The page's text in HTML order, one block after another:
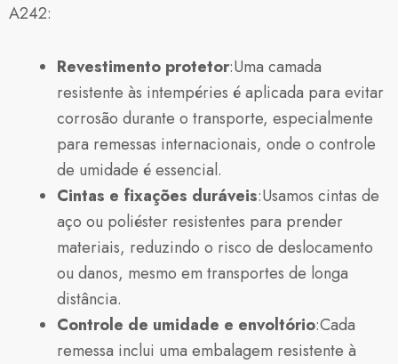
A242:
Revestimento protetor:Uma camada
resistente às intempéries é aplicada para evitar
corrosão durante o transporte, especialmente
para remessas internacionais, onde o controle
de umidade é essencial.
Cintas e fixações duráveis:Usamos cintas de
aço ou poliéster resistentes para prender
materiais, reduzindo o risco de deslocamento
ou danos, mesmo em transportes de longa
distância.
Controle de umidade e envoltório:Cada
remessa inclui uma embalagem resistente à